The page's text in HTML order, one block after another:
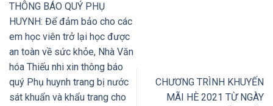
THÔNG BÁO QUÝ PHỤ
HUYNH: Để đảm bảo cho các
em học viên trở lại học được
an toàn về sức khỏe, Nhà Văn
hóa Thiếu nhi xin thông báo
quý Phụ huynh trang bị nước
sát khuẩn và khẩu trang cho
CHƯƠNG TRÌNH KHUYẾN
MÃI HÈ 2021 TỪ NGÀY